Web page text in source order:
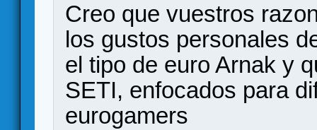
Creo que vuestros
los gustos personales
el tipo de euro Arnak y
SETI, enfocados para
eurogamers